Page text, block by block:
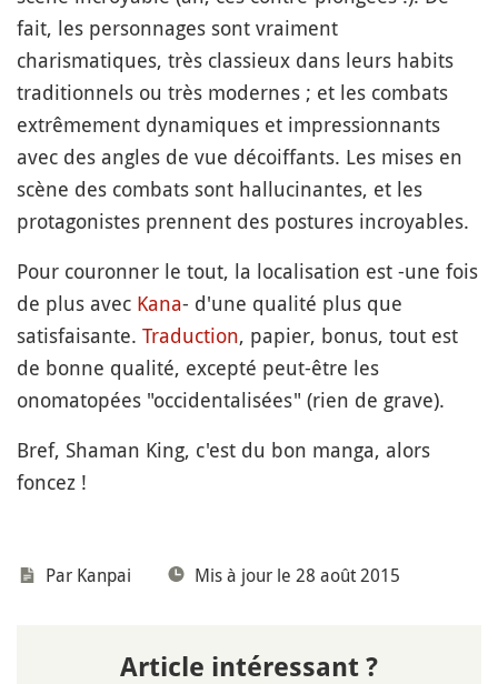
fait, les personnages sont vraiment
charismatiques, très classieux dans leurs habits
traditionnels ou très modernes ; et les combats
extrêmement dynamiques et impressionnants
avec des angles de vue décoiffants. Les mises en
scène des combats sont hallucinantes, et les
protagonistes prennent des postures incroyables.
Pour couronner le tout, la localisation est -une fois
de plus avec Kana- d'une qualité plus que
satisfaisante. Traduction, papier, bonus, tout est
de bonne qualité, excepté peut-être les
onomatopées "occidentalisées" (rien de grave).
Bref, Shaman King, c'est du bon manga, alors
foncez !
Par Kanpai Mis à jour le 28 août 2015
Article intéressant ?